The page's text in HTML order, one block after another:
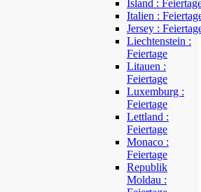
Island :
Italien :
Jersey :
Liechtenstein :
Feiertage
Litauen :
Feiertage
Luxemburg :
Feiertage
Lettland :
Feiertage
Monaco :
Feiertage
Republik
Moldau :